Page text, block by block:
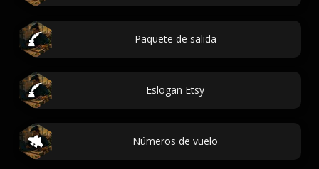
Paquete de salida
Eslogan Etsy
Números de vuelo